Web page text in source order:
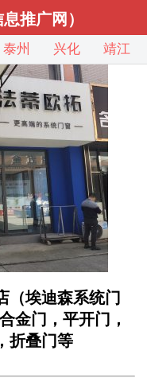
推广网）
泰州 兴化 靖江
（埃迪森系统门
金门，平开门，
折叠门等